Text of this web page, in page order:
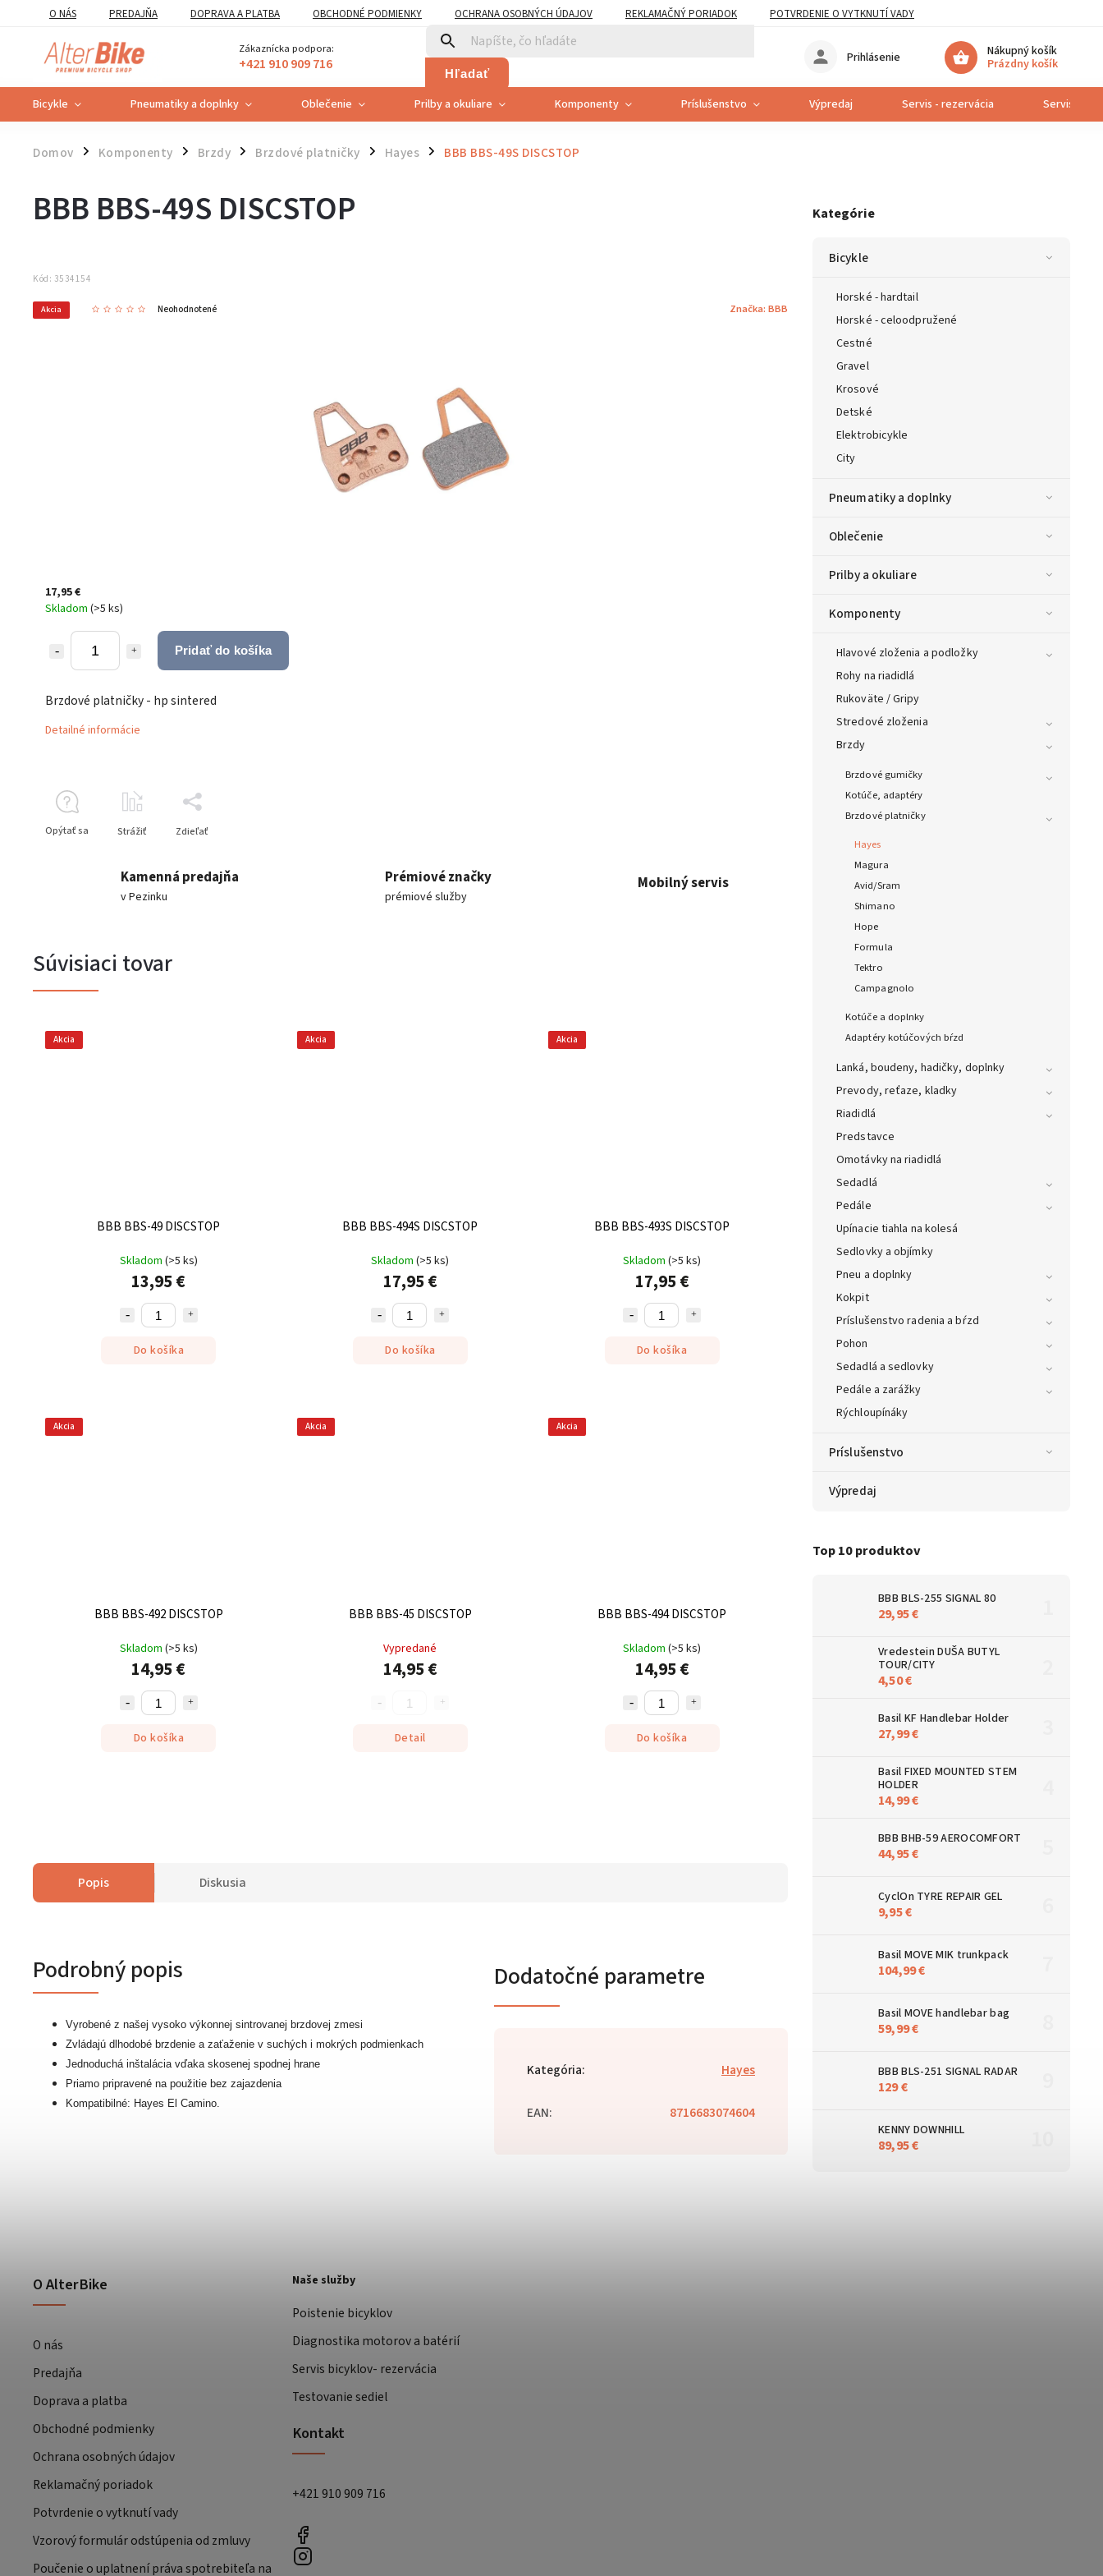
O NÁS PREDAJŇA DOPRAVA A PLATBA OBCHODNÉ PODMIENKY OCHRANA OSOBNÝCH ÚDAJOV REKLAMAČNÝ PORIADOK
POTVRDENIE O VYTKNUTÍ VADY
POUČENIE O UPLATNENÍ PRÁVA SPOTREBITEĽA NA ODSTÚPENIE
Zákaznícka podpora:
+421 910 909 716 Hľadať
Nákupný košík
Prázdny košík
Prihlásenie
Bicykle Pneumatiky a doplnky Oblečenie Prilby a okuliare Komponenty Príslušenstvo Výpredaj Servis - rezervácia Servis
Domov / Komponenty / Brzdy / Brzdové platničky / Hayes / BBB BBS-49S DISCSTOP
Kategórie
Bicykle
Horské - hardtail
Horské - celoodpružené
Cestné
Gravel
Krosové
Detské
Elektrobicykle
City
Pneumatiky a doplnky
Oblečenie
Prilby a okuliare
Komponenty
Hlavové zloženia a podložky
Rohy na riadidlá
Rukoväte / Gripy
Stredové zloženia
Brzdy
Brzdové gumičky
Kotúče, adaptéry
Brzdové platničky
Hayes
Magura
Avid/Sram
Shimano
Hope
Formula
Tektro
Campagnolo
Kotúče a doplnky
Adaptéry kotúčových bŕzd
Lanká, boudeny, hadičky, doplnky
Prevody, reťaze, kladky
Riadidlá
Predstavce
Omotávky na riadidlá
Sedadlá
Pedále
Upínacie tiahla na kolesá
Sedlovky a objímky
Pneu a doplnky
Kokpit
Príslušenstvo radenia a bŕzd
Pohon
Sedadlá a sedlovky
Pedále a zarážky
Rýchloupínáky
Príslušenstvo
Výpredaj
Top 10 produktov
BBB BLS-255 SIGNAL 80
29,95 €
Vredestein DUŠA BUTYL
TOUR/CITY
4,50 €
Basil KF Handlebar Holder
27,99 €
Basil FIXED MOUNTED STEM
HOLDER
14,99 €
BBB BHB-59 AEROCOMFORT
44,95 €
CyclOn TYRE REPAIR GEL
9,95 €
Basil MOVE MIK trunkpack
104,99 €
Basil MOVE handlebar bag
59,99 €
BBB BLS-251 SIGNAL RADAR
129 €
KENNY DOWNHILL
89,95 €
BBB BBS-49S DISCSTOP
Kód: 3534154
Akcia Neohodnotené Značka: BBB
17,95 €
Skladom (>5 ks)
Pridať do košíka
Brzdové platničky - hp sintered
Detailné informácie
Opýtať sa Strážiť Zdieľať
Kamenná predajňa
v Pezinku
Prémiové značky
prémiové služby
Mobilný servis
Súvisiaci tovar
Akcia
BBB BBS-49 DISCSTOP
Skladom (>5 ks)
13,95 €
Do košíka
Akcia
BBB BBS-494S DISCSTOP
Skladom(>5 ks)
17,95 €
Do košíka
Akcia
BBB BBS-493S DISCSTOP
Skladom(>5 ks)
17,95 €
Do košíka
Akcia
BBB BBS-492 DISCSTOP
Skladom (>5 ks)
14,95 €
Do košíka
Akcia
BBB BBS-45 DISCSTOP
Vypredané
14,95 €
Detail
Akcia
BBB BBS-494 DISCSTOP
Skladom(>5 ks)
14,95 €
Do košíka
Popis Diskusia
Podrobný popis
Vyrobené z našej vysoko výkonnej sintrovanej brzdovej zmesi
Zvládajú dlhodobé brzdenie a zaťaženie v suchých i mokrých podmienkach
Jednoduchá inštalácia vďaka skosenej spodnej hrane
Priamo pripravené na použitie bez zajazdenia
Kompatibilné: Hayes El Camino.
Dodatočné parametre
Kategória: Hayes
EAN: 8716683074604
O AlterBike
O nás
Predajňa
Doprava a platba
Obchodné podmienky
Ochrana osobných údajov
Reklamačný poriadok
Potvrdenie o vytknutí vady
Vzorový formulár odstúpenia od zmluvy
Poučenie o uplatnení práva spotrebiteľa na
Naše služby
Poistenie bicyklov
Diagnostika motorov a batérií
Servis bicyklov- rezervácia
Testovanie sediel
Kontakt
+421 910 909 716